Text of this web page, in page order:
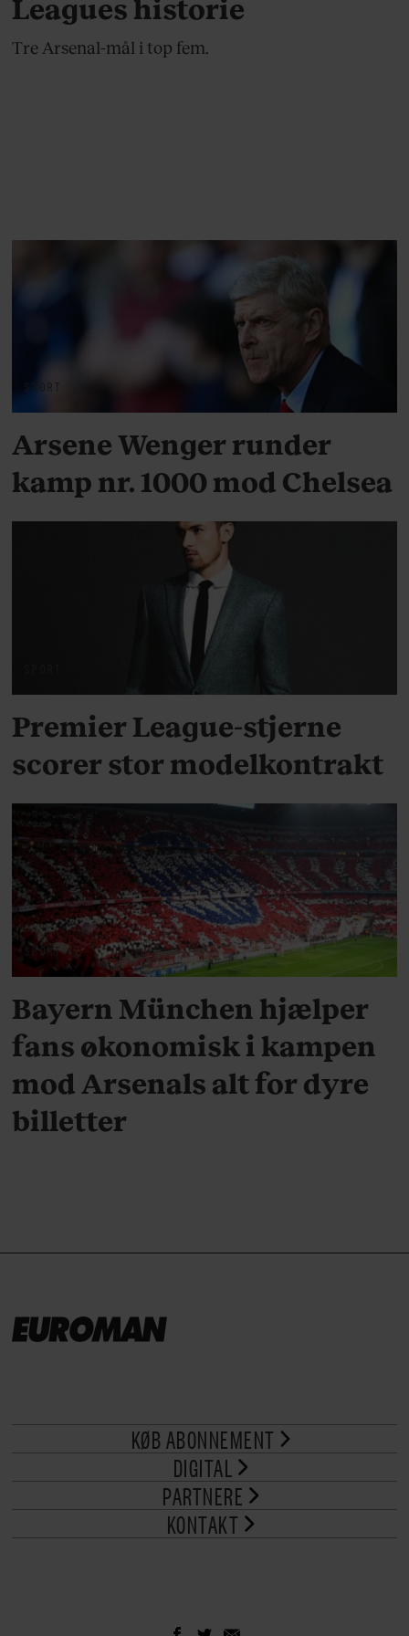
Leagues historie
Tre Arsenal-mål i top fem.
SPORT
Arsene Wenger runder
kamp nr. 1000 mod Chelsea
Premier League-stjerne
scorer stor modelkontrakt
SPORT
Bayern München hjælper
fans økonomisk i kampen
mod Arsenals alt for dyre
billetter
KØB ABONNEMENT
DIGITAL
PARTNERE
KONTAKT